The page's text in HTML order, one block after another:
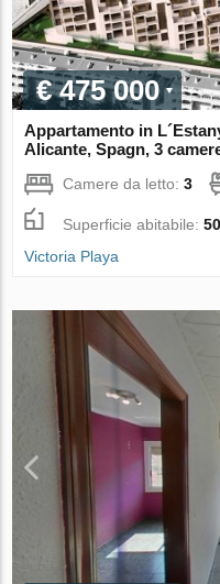
€ 475 000
Appartamento in
Alicante, Spagn, 3
Camere da letto:3
Superficie abitabile:
Victoria Playa